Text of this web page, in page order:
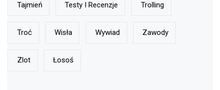
Tajmień Testy I Recenzje Trolling
Troć Wisła Wywiad Zawody
Zlot Łosoś